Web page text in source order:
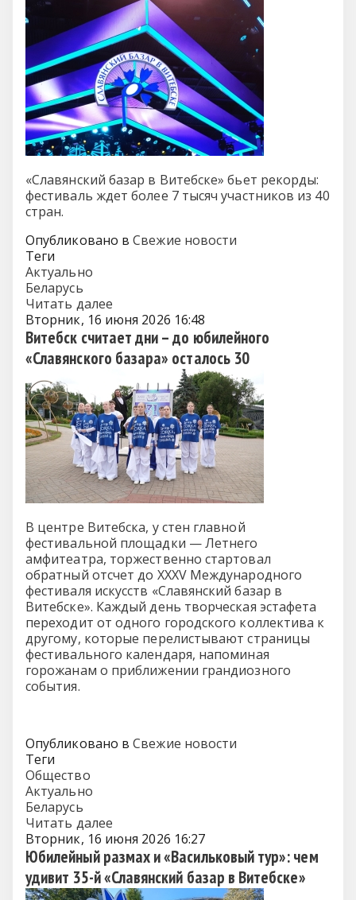
«Славянский базар в Витебске» бьет рекорды:
фестиваль ждет более 7 тысяч участников из 40
стран.
Опубликовано в Свежие новости
Теги
Актуально
Беларусь
Читать далее
Вторник, 16 июня 2026 16:48
Витебск считает дни – до юбилейного
«Славянского базара» осталось 30
В центре Витебска, у стен главной
фестивальной площадки — Летнего
амфитеатра, торжественно стартовал
обратный отсчет до XXXV Международного
фестиваля искусств «Славянский базар в
Витебске». Каждый день творческая эстафета
переходит от одного городского коллектива к
другому, которые перелистывают страницы
фестивального календаря, напоминая
горожанам о приближении грандиозного
события.
Опубликовано в Свежие новости
Теги
Общество
Актуально
Беларусь
Читать далее
Вторник, 16 июня 2026 16:27
Юбилейный размах и «Васильковый тур»: чем
удивит 35-й «Славянский базар в Витебске»